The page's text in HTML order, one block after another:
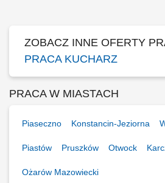
ZOBACZ INNE OFERTY
PRACA KUCHARZ
PRACA W MIASTACH
Piaseczno Konstancin-Jeziorna
Piastów Pruszków Otwock
Ożarów Mazowiecki